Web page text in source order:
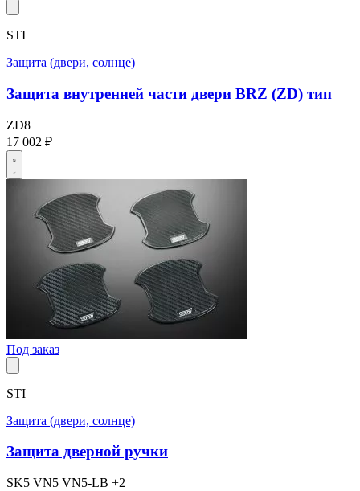
STI
Защита (двери, солнце)
Защита внутренней части двери BRZ (ZD) тип
ZD8
17 002 ₽
Под заказ
STI
Защита (двери, солнце)
Защита дверной ручки
SK5 VN5 VN5-LB +2